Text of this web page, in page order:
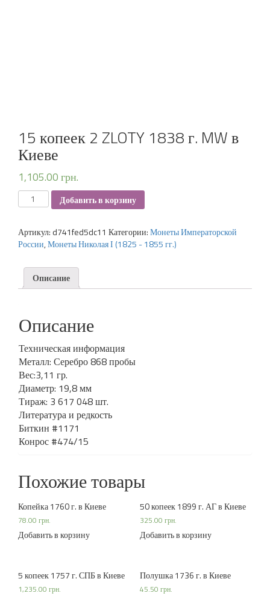
15 копеек 2 ZLOTY 1838 г. MW в
Киеве
1,105.00грн.
КоличествоДобавить в корзину
Артикул: d741fed5dc11 Категории:Монеты Императорской
России,Монеты Николая І (1825 - 1855 гг.)
Описание
Описание
Техническая информация
Металл: Серебро 868 пробы
Вес:3,11 гр.
Диаметр: 19,8 мм
Тираж: 3 617 048 шт.
Литература и редкость
Биткин #1171
Конрос #474/15
Похожие товары
Копейка 1760 г. в Киеве
78.00 грн.
Добавить в корзину
50 копеек 1899 г. АГ в Киеве
325.00 грн.
Добавить в корзину
5 копеек 1757 г. СПБ в Киеве
1,235.00 грн.
Полушка 1736 г. в Киеве
45.50 грн.